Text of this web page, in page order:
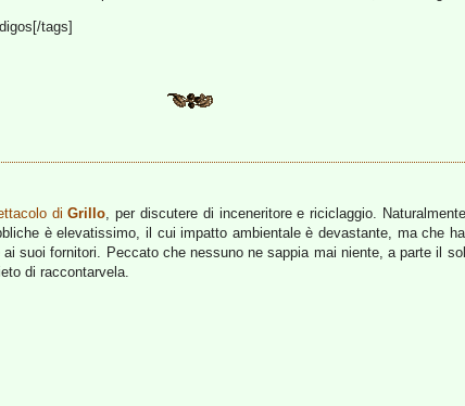
tags]
diGrillo, per discutere di inceneritore e riciclaggio.
è elevatissimo, il cui impatto ambientale è devastante, ma che
suoi fornitori. Peccato che nessuno ne sappia mai niente, a parte il
di raccontarvela.